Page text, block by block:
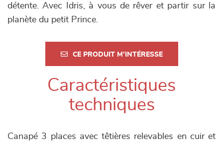
détente. Avec Idris, à vous de rêver et partir sur la
planète du petit Prince.
CE PRODUIT M'INTÉRESSE
Caractéristiques
techniques
Canapé 3 places avec têtières relevables en cuir et